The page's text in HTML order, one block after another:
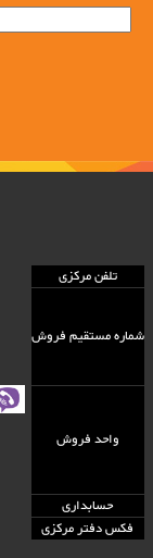
تلفن مرکزی
شماره مستقيم فروش
واحد فروش
حسابداری
فکس دفتر مرکزی